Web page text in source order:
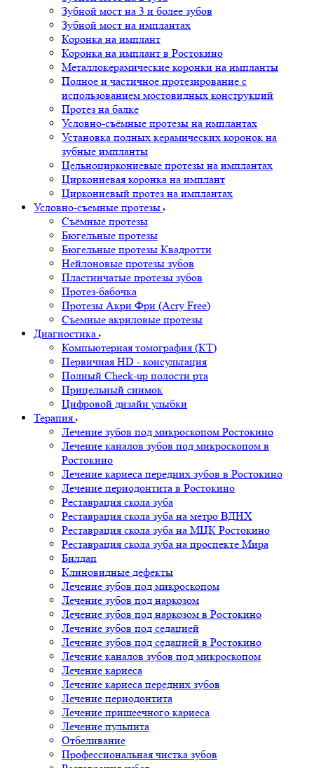
Зубной мост на 3 и более зубов
Зубной мост на имплантах
Коронка на имплант
Коронка на имплант в Ростокино
Металлокерамические коронки на импланты
Полное и частичное протезирование с
использованием мостовидных конструкций
Протез на балке
Условно-съёмные протезы на имплантах
Установка полных керамических коронок на
зубные импланты
Цельноциркониевые протезы на имплантах
Циркониевая коронка на имплант
Циркониевый протез на имплантах
Условно-съемные протезы
Съёмные протезы
Бюгельные протезы
Бюгельные протезы Квадротти
Нейлоновые протезы зубов
Пластинчатые протезы зубов
Протез-бабочка
Протезы Акри Фри (Acry Free)
Съемные акриловые протезы
Диагностика
Компьютерная томография (КТ)
Первичная HD - консультация
Полный Check-up полости рта
Прицельный снимок
Цифровой дизайн улыбки
Терапия
Лечение зубов под микроскопом Ростокино
Лечение каналов зубов под микроскопом в
Ростокино
Лечение кариеса передних зубов в Ростокино
Лечение периодонтита в Ростокино
Реставрация скола зуба
Реставрация скола зуба на метро ВДНХ
Реставрация скола зуба на МЦК Ростокино
Реставрация скола зуба на проспекте Мира
Билдап
Клиновидные дефекты
Лечение зубов под микроскопом
Лечение зубов под наркозом
Лечение зубов под наркозом в Ростокино
Лечение зубов под седацией
Лечение зубов под седацией в Ростокино
Лечение каналов зубов под микроскопом
Лечение кариеса
Лечение кариеса передних зубов
Лечение периодонтита
Лечение пришеечного кариеса
Лечение пульпита
Отбеливание
Профессиональная чистка зубов